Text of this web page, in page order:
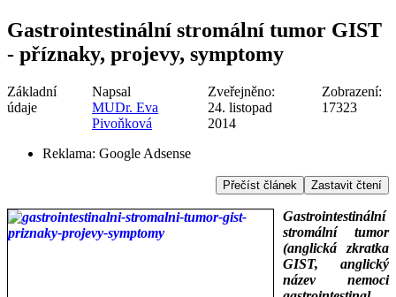
Gastrointestinální stromální tumor GIST
- příznaky, projevy, symptomy
Základní
údaje
Napsal
MUDr. Eva
Pivoňková
Zveřejněno:
24. listopad
2014
Zobrazení:
17323
Reklama: Google Adsense
Přečíst článek Zastavit čtení
Gastrointestinální
stromální tumor
(anglická zkratka
GIST, anglický
název nemoci